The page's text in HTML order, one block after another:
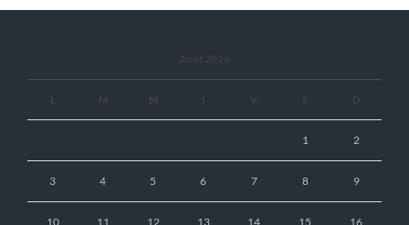
Août 2026
L M M J V S D
1 2
3 4 5 6 7 8 9
10 11 12 13 14 15 16